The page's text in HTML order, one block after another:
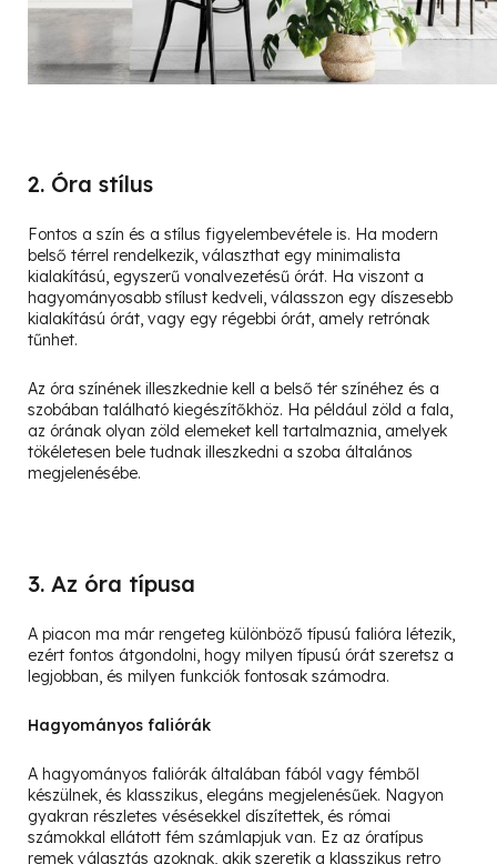
2. Óra stílus
Fontos a szín és a stílus figyelembevétele is. Ha modern
belső térrel rendelkezik, választhat egy minimalista
kialakítású, egyszerű vonalvezetésű órát. Ha viszont a
hagyományosabb stílust kedveli, válasszon egy díszesebb
kialakítású órát, vagy egy régebbi órát, amely retrónak
tűnhet.
Az óra színének illeszkednie kell a belső tér színéhez és a
szobában található kiegészítőkhöz. Ha például zöld a fala,
az órának olyan zöld elemeket kell tartalmaznia, amelyek
tökéletesen bele tudnak illeszkedni a szoba általános
megjelenésébe.
3. Az óra típusa
A piacon ma már rengeteg különböző típusú falióra létezik,
ezért fontos átgondolni, hogy milyen típusú órát szeretsz a
legjobban, és milyen funkciók fontosak számodra.
Hagyományos faliórák
A hagyományos faliórák általában fából vagy fémből
készülnek, és klasszikus, elegáns megjelenésűek. Nagyon
gyakran részletes vésésekkel díszítettek, és római
számokkal ellátott fém számlapjuk van. Ez az óratípus
remek választás azoknak, akik szeretik a klasszikus retro